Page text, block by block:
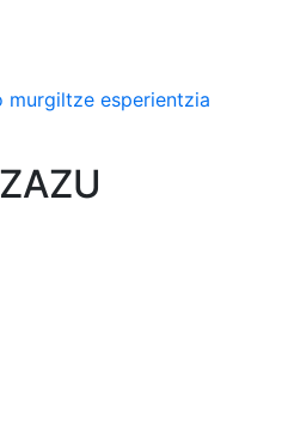
murgiltze esperientzia